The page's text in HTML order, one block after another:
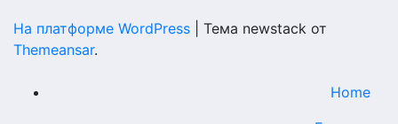
На платформе WordPress
Тема newstack от
Themeansar.
Home